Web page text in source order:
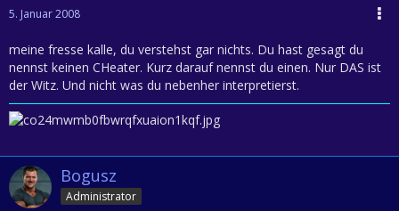
5. Januar 2008
meine fresse kalle, du verstehst gar nichts. Du hast gesagt du
nennst keinen CHeater. Kurz darauf nennst du einen. Nur DAS ist
der Witz. Und nicht was du nebenher interpretierst.
Bogusz
Administrator